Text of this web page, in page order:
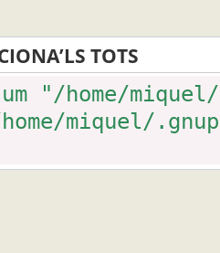
TOTS
"/home/
/home/miquel/